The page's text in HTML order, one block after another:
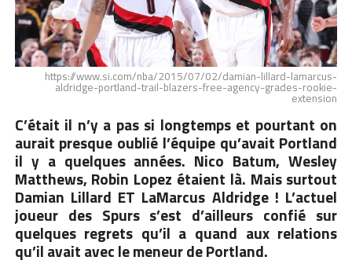
https://www.si.com/nba/2015/07/02/damian-lillard-lamarcus-
aldridge-portland-trail-blazers-free-agency-grades-rookie-
extension
C’était il n’y a pas si longtemps et pourtant on
aurait presque oublié l’équipe qu’avait Portland
il y a quelques années. Nico Batum, Wesley
Matthews, Robin Lopez étaient là. Mais surtout
Damian Lillard ET LaMarcus Aldridge ! L’actuel
joueur des Spurs s’est d’ailleurs confié sur
quelques regrets qu’il a quand aux relations
qu’il avait avec le meneur de Portland.